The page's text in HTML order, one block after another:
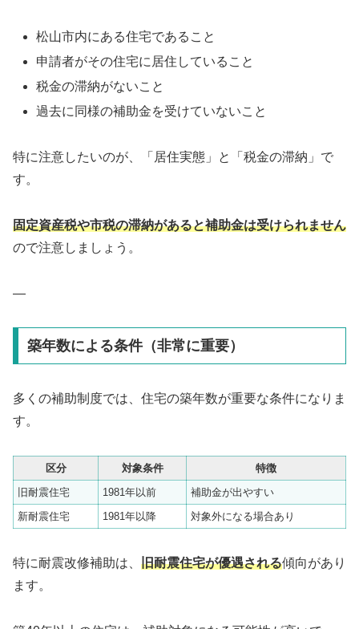
松山市内にある住宅であること
申請者がその住宅に居住していること
税金の滞納がないこと
過去に同様の補助金を受けていないこと
特に注意したいのが、「居住実態」と「税金の滞納」で
す。
固定資産税や市税の滞納があると補助金は受けられません
ので注意しましょう。
—
築年数による条件（非常に重要）
多くの補助制度では、住宅の築年数が重要な条件になりま
す。
区分 対象条件
特徴
旧耐震住宅
1981年以前
補助金が出やすい
新耐震住宅
1981年以降 対象外になる場合あり
特に耐震改修補助は、 旧耐震住宅が優遇される傾向があり
ます。